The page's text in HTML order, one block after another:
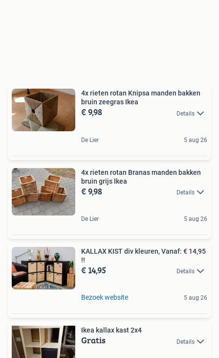
4x rieten rotan Knipsa manden bakken
bruin zeegras Ikea
€ 9,98 Details
De Lier 5 aug 26
4x rieten rotan Branas manden bakken
bruin grijs Ikea
€ 9,98 Details
De Lier 5 aug 26
KALLAX KIST div kleuren, Vanaf: € 14,95
!!
€ 14,95 Details
Bezoek website 5 aug 26
Ikea kallax kast 2x4
Gratis Details